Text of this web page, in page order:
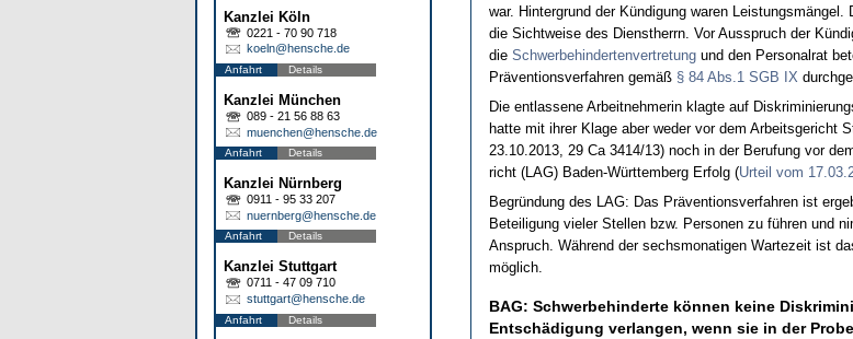
Kanzlei Köln
0221 - 70 90 718
koeln@hensche.de
Anfahrt Details
Kanzlei München
089 - 21 56 88 63
muenchen@hensche.de
Anfahrt Details
Kanzlei Nürnberg
0911 - 95 33 207
nuernberg@hensche.de
Anfahrt Details
Kanzlei Stuttgart
0711 - 47 09 710
stuttgart@hensche.de
Anfahrt Details
war. Hin­ter­grund der Kündi­gung wa­ren Leis­tungsmängel.
die Sicht­wei­se des Dienst­herrn. Vor Aus­spruch der
die Schwer­be­hin­der­ten­ver­tre­tungund den Per­so­nal­rat
Präven­ti­ons­ver­fah­ren gemäß § 84 Abs.1 SGB IX
Die ent­las­se­ne Ar­beit­neh­me­rin klag­te auf
hat­te mit ih­rer Kla­ge aber we­der vor dem Ar­beits­ge­richt
23.10.2013, 29 Ca 3414/13) noch in der Be­ru­fung vor
richt (LAG) Ba­den-Würt­tem­berg Er­folg (Ur­teil vom
Be­gründung des LAG: Das Präven­ti­ons­ver­fah­ren ist
Be­tei­li­gung vie­ler Stel­len bzw. Per­so­nen zu führen und
An­spruch. Während der sechs­mo­na­ti­gen War­te­zeit ist
möglich.
BAG: Schwer­be­hin­der­te können kei­ne
Entschädi­gung ver­lan­gen, wenn sie in der